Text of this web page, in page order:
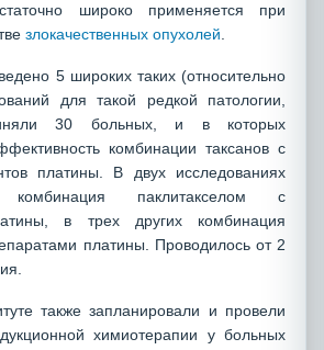
широко применяется при
злокачественных опухолей
5 широких таких (относительно
для такой редкой патологии,
30 больных, и в которых
комбинации таксанов с
платины. В двух исследованиях
комбинация паклитакселом с
в трех других комбинация
платины. Проводилось от 2
также запланировали и провели
химиотерапии у больных